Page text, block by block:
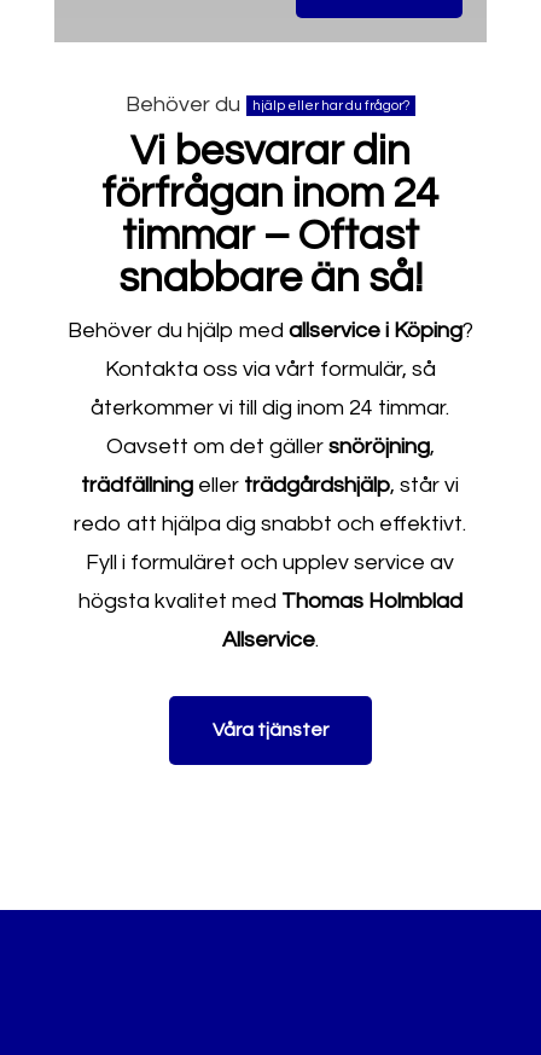
Behöver du hjälp eller har du frågor?
Vi besvarar din
förfrågan inom 24
timmar – Oftast
snabbare än så!
Behöver du hjälp med allservice i Köping?
Kontakta oss via vårt formulär, så
återkommer vi till dig inom 24 timmar.
Oavsett om det gäller snöröjning,
trädfällning eller trädgårdshjälp, står vi
redo att hjälpa dig snabbt och effektivt.
Fyll i formuläret och upplev service av
högsta kvalitet med Thomas Holmblad
Allservice.
Våra tjänster